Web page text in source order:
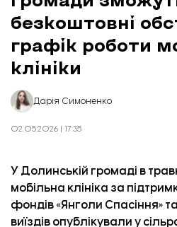
безкоштовні
графік роботи
клініки
Дарія Симоненко
02.05.2026 | 17:35
У Долинській громаді в
мобільна клініка за
фондів «Янголи Спасіння»
виїздів опублікували у